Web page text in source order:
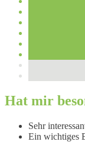
Hat mir
Sehr
Ein wichtiges